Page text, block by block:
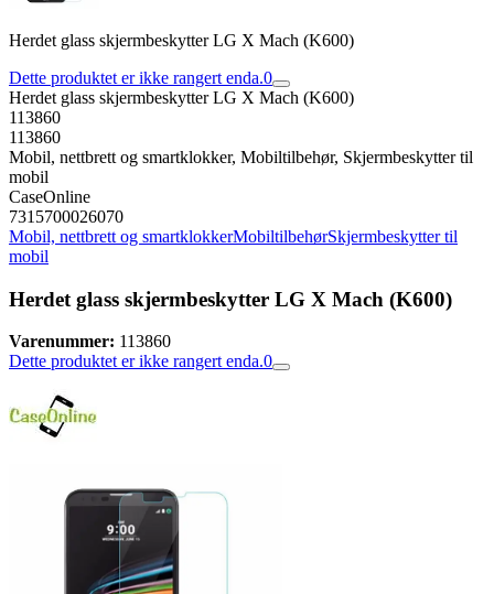
Herdet glass skjermbeskytter LG X Mach (K600)
Dette produktet er ikke rangert enda.0
Herdet glass skjermbeskytter LG X Mach (K600)
113860
113860
Mobil, nettbrett og smartklokker, Mobiltilbehør, Skjermbeskytter til
mobil
CaseOnline
7315700026070
Mobil, nettbrett og smartklokkerMobiltilbehørSkjermbeskytter til
mobil
Herdet glass skjermbeskytter LG X Mach (K600)
Varenummer: 113860
Dette produktet er ikke rangert enda.0